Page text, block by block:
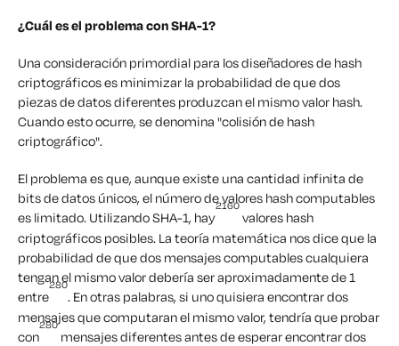
¿Cuál es el problema con SHA-1?
Una consideración primordial para los diseñadores de hash
criptográficos es minimizar la probabilidad de que dos
piezas de datos diferentes produzcan el mismo valor hash.
Cuando esto ocurre, se denomina "colisión de hash
criptográfico".
El problema es que, aunque existe una cantidad infinita de
bits de datos únicos, el número de valores hash computables
es limitado. Utilizando SHA-1, hay
2160
valores hash
criptográficos posibles. La teoría matemática nos dice que la
probabilidad de que dos mensajes computables cualquiera
tengan el mismo valor debería ser aproximadamente de 1
entre
280
. En otras palabras, si uno quisiera encontrar dos
mensajes que computaran el mismo valor, tendría que probar
con
280
mensajes diferentes antes de esperar encontrar dos